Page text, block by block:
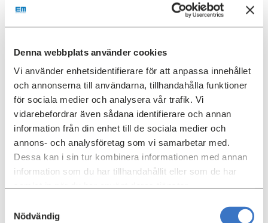
Denna webbplats använder cookies
Vi använder enhetsidentifierare för att anpassa innehållet
och annonserna till användarna, tillhandahålla funktioner
för sociala medier och analysera vår trafik. Vi
vidarebefordrar även sådana identifierare och annan
information från din enhet till de sociala medier och
annons- och analysföretag som vi samarbetar med.
Dessa kan i sin tur kombinera informationen med annan
information som du har tillhandahållit eller som de har
Nödvändig
Överlåtelse
Blanketter för ansökan:
Ansökan om överlåtelse eller uthyrning av lokalen i
andra hand
Vill du överlåta lokalen innan hyrestiden gått ut krävs
synnerliga skäl.